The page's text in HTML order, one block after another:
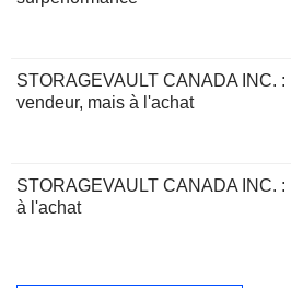
STORAGEVAULT CANADA INC.
vendeur, mais à l'achat
STORAGEVAULT CANADA INC.
à l'achat